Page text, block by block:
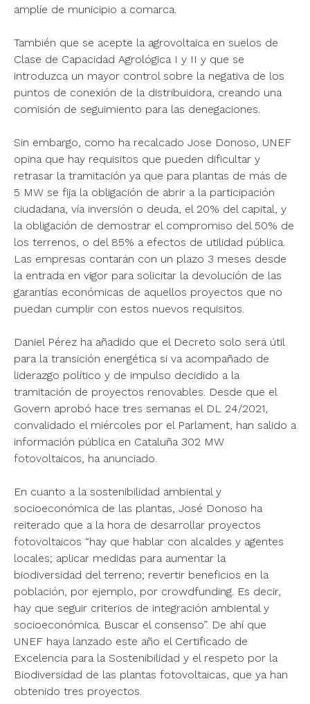
amplíe de municipio a comarca.
También que se acepte la agrovoltaica en suelos de
Clase de Capacidad Agrológica I y II y que se
introduzca un mayor control sobre la negativa de los
puntos de conexión de la distribuidora, creando una
comisión de seguimiento para las denegaciones.
Sin embargo, como ha recalcado Jose Donoso, UNEF
opina que hay requisitos que pueden dificultar y
retrasar la tramitación ya que para plantas de más de
5 MW se fija la obligación de abrir a la participación
ciudadana, vía inversión o deuda, el 20% del capital, y
la obligación de demostrar el compromiso del 50% de
los terrenos, o del 85% a efectos de utilidad pública.
Las empresas contarán con un plazo 3 meses desde
la entrada en vigor para solicitar la devolución de las
garantías económicas de aquellos proyectos que no
puedan cumplir con estos nuevos requisitos.
Daniel Pérez ha añadido que el Decreto solo será útil
para la transición energética si va acompañado de
liderazgo político y de impulso decidido a la
tramitación de proyectos renovables. Desde que el
Govern aprobó hace tres semanas el DL 24/2021,
convalidado el miércoles por el Parlament, han salido a
información pública en Cataluña 302 MW
fotovoltaicos, ha anunciado.
En cuanto a la sostenibilidad ambiental y
socioeconómica de las plantas, José Donoso ha
reiterado que a la hora de desarrollar proyectos
fotovoltaicos “hay que hablar con alcaldes y agentes
locales; aplicar medidas para aumentar la
biodiversidad del terreno; revertir beneficios en la
población, por ejemplo, por crowdfunding. Es decir,
hay que seguir criterios de integración ambiental y
socioeconómica. Buscar el consenso”. De ahí que
UNEF haya lanzado este año el Certificado de
Excelencia para la Sostenibilidad y el respeto por la
Biodiversidad de las plantas fotovoltaicas, que ya han
obtenido tres proyectos.